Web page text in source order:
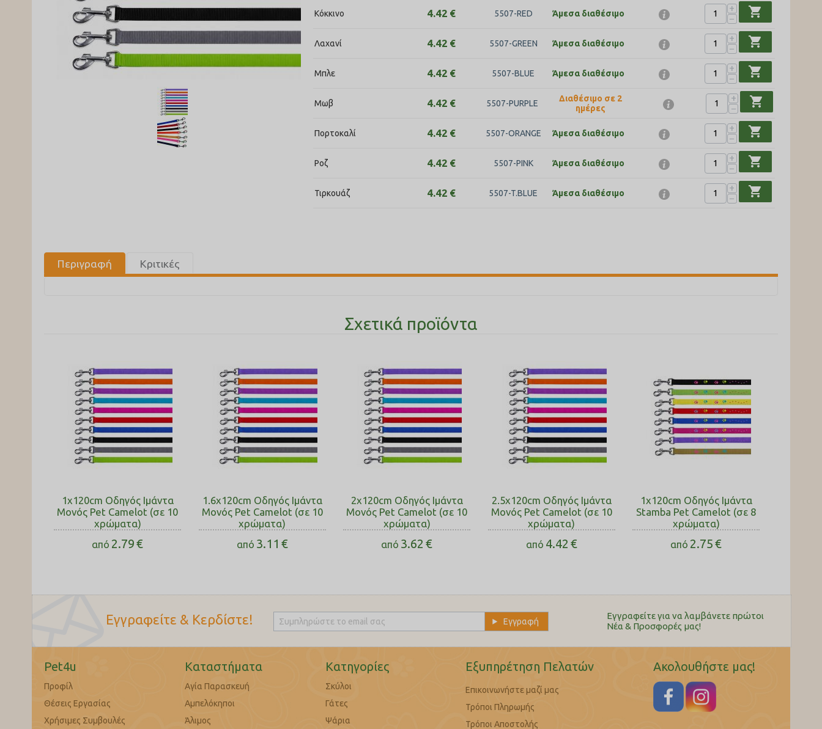
Κόκκινο 4.42 € 5507-RED Άμεσα διαθέσιμο
+
−
shopping_cart
Λαχανί 4.42 € 5507-GREEN Άμεσα διαθέσιμο
+
−
shopping_cart
Μπλε 4.42 € 5507-BLUE Άμεσα διαθέσιμο
+
−
shopping_cart
Μωβ 4.42 € 5507-PURPLE
Διαθέσιμο σε 2
ημέρες
+
−
shopping_cart
Πορτοκαλί 4.42 € 5507-ORANGE Άμεσα διαθέσιμο
+
−
shopping_cart
Ροζ 4.42 € 5507-PINK Άμεσα διαθέσιμο
+
−
shopping_cart
Τιρκουάζ 4.42 € 5507-T.BLUE Άμεσα διαθέσιμο
+
−
shopping_cart
Περιγραφή Κριτικές
Σχετικά προϊόντα
1x120cm Οδηγός Ιμάντα
Μονός Pet Camelot (σε 10
χρώματα)
από 2.79€
1.6x120cm Οδηγός Ιμάντα
Μονός Pet Camelot (σε 10
χρώματα)
από 3.11 €
2x120cm Οδηγός Ιμάντα
Μονός Pet Camelot (σε 10
χρώματα)
από 3.62 €
2.5x120cm Οδηγός Ιμάντα
Μονός Pet Camelot (σε 10
χρώματα)
από 4.42 €
1x120cm Οδηγός Ιμάντα
Stamba Pet Camelot (σε 8
χρώματα)
από 2.75€
Εγγραφείτε & Κερδίστε!
Εγγραφείτε για να λαμβάνετε πρώτοι
Nέα & Προσφορές μας!
Pet4u
Προφίλ
Θέσεις Εργασίας
Χρήσιμες Συμβουλές
Καταστήματα
Αγία Παρασκευή
Αμπελόκηποι
Άλιμος
Κατηγορίες
Σκύλοι
Γάτες
Ψάρια
Εξυπηρέτηση Πελατών
Επικοινωνήστε μαζί μας
Τρόποι Πληρωμής
Τρόποι Αποστολής
Ακολουθήστε μας!